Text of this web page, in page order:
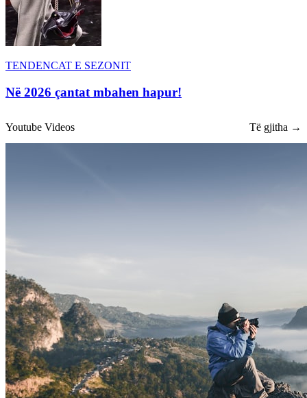
TENDENCAT E SEZONIT
Në 2026 çantat mbahen hapur!
Youtube Videos Të gjitha →